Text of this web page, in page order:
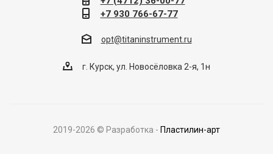
+7 930 766-67-77
opt@titaninstrument.ru
г. Курск, ул. Новосёловка 2-я, 1н
2019-2026 © Разработка - Пластилин-арт